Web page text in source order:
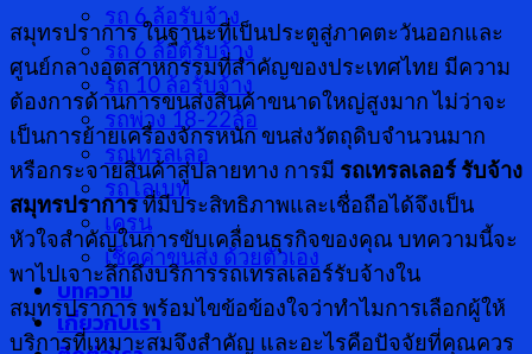
รถ 6 ล้อรับจ้าง
รถ 6 ล้อตู้รับจ้าง
รถ 10 ล้อรับจ้าง
รถพ่วง 18-22ล้อ
รถเทรลเลอ
รถโลเบท
เครน
เช็คค่าขนส่ง ด้วยตัวเอง
บทความ
เกี่ยวกับเรา
สมุทรปราการ ในฐานะที่เป็นประตูสู่ภาคตะวันออกและ
ศูนย์กลางอุตสาหกรรมที่สำคัญของประเทศไทย มีความ
ต้องการด้านการขนส่งสินค้าขนาดใหญ่สูงมาก ไม่ว่าจะ
เป็นการย้ายเครื่องจักรหนัก ขนส่งวัตถุดิบจำนวนมาก
หรือกระจายสินค้าสู่ปลายทาง การมี รถเทรลเลอร์ รับจ้าง
สมุทรปราการที่มีประสิทธิภาพและเชื่อถือได้จึงเป็น
หัวใจสำคัญในการขับเคลื่อนธุรกิจของคุณ บทความนี้จะ
พาไปเจาะลึกถึงบริการรถเทรลเลอร์รับจ้างใน
สมุทรปราการ พร้อมไขข้อข้องใจว่าทำไมการเลือกผู้ให้
บริการที่เหมาะสมจึงสำคัญ และอะไรคือปัจจัยที่คุณควร